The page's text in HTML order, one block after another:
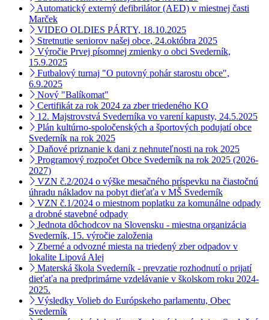
Automatický externý defibrilátor (AED) v miestnej časti
Marček
VIDEO OLDIES PÁRTY, 18.10.2025
Stretnutie seniorov našej obce, 24.októbra 2025
Výročie Prvej písomnej zmienky o obci Svederník,
15.9.2025
Futbalový turnaj "O putovný pohár starostu obce",
6.9.2025
Nový "Balíkomat"
Certifikát za rok 2024 za zber triedeného KO
12. Majstrovstvá Svederníka vo varení kapusty, 24.5.2025
Plán kultúrno-spoločenských a športových podujatí obce
Svederník na rok 2025
Daňové priznanie k dani z nehnuteľnosti na rok 2025
Programový rozpočet Obce Svederník na rok 2025 (2026-
2027)
VZN č.2/2024 o výške mesačného príspevku na čiastočnú
úhradu nákladov na pobyt dieťaťa v MŠ Svederník
VZN č.1/2024 o miestnom poplatku za komunálne odpady
a drobné stavebné odpady
Jednota dôchodcov na Slovensku - miestna organizácia
Svederník, 15. výročie založenia
Zberné a odvozné miesta na triedený zber odpadov v
lokalite Lipová Alej
Materská škola Svederník - prevzatie rozhodnutí o prijatí
dieťaťa na predprimárne vzdelávanie v školskom roku 2024-
2025.
Výsledky Volieb do Európskeho parlamentu, Obec
Svederník